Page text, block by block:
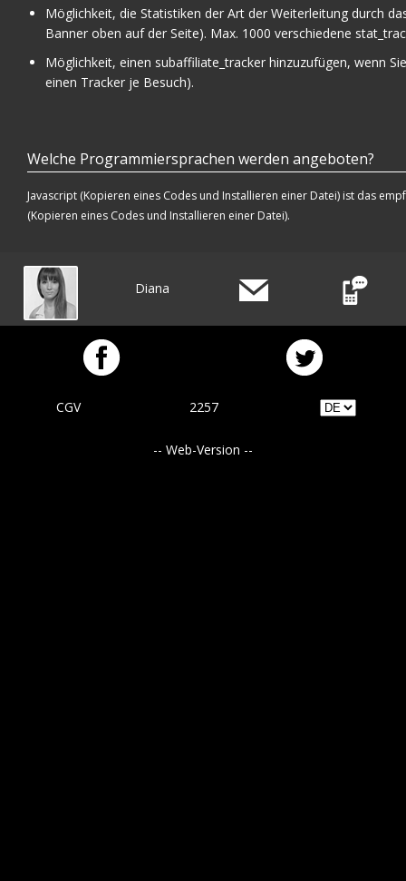
Möglichkeit, die Statistiken der Art der Weiterleitung durch
Banner oben auf der Seite). Max. 1000 verschiedene
Möglichkeit, einen subaffiliate_tracker hinzuzufügen, wenn
einen Tracker je Besuch).
Welche Programmiersprachen werden angeboten?
Javascript (Kopieren eines Codes und Installieren einer Datei) ist das
(Kopieren eines Codes und Installieren einer Datei).
Diana
CGV 2257
-- Web-Version --